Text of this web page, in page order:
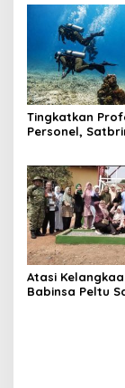
Tingkatkan
Personel,
Selam SAR Air
Atasi
Babinsa Peltu
Pembangunan